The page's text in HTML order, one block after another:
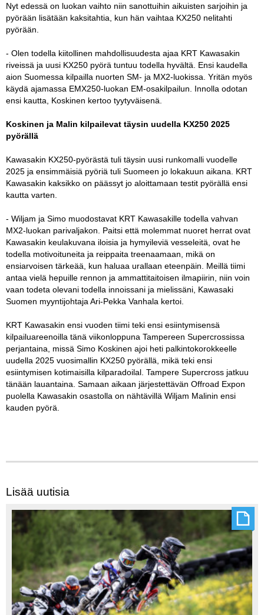
Nyt edessä on luokan vaihto niin sanottuihin aikuisten sarjoihin ja
pyörään lisätään kaksitahtia, kun hän vaihtaa KX250 nelitahti
pyörään.
- Olen todella kiitollinen mahdollisuudesta ajaa KRT Kawasakin
riveissä ja uusi KX250 pyörä tuntuu todella hyvältä. Ensi kaudella
aion Suomessa kilpailla nuorten SM- ja MX2-luokissa. Yritän myös
käydä ajamassa EMX250-luokan EM-osakilpailun. Innolla odotan
ensi kautta, Koskinen kertoo tyytyväisenä.
Koskinen ja Malin kilpailevat täysin uudella KX250 2025
pyörällä
Kawasakin KX250-pyörästä tuli täysin uusi runkomalli vuodelle
2025 ja ensimmäisiä pyöriä tuli Suomeen jo lokakuun aikana. KRT
Kawasakin kaksikko on päässyt jo aloittamaan testit pyörällä ensi
kautta varten.
- Wiljam ja Simo muodostavat KRT Kawasakille todella vahvan
MX2-luokan parivaljakon. Paitsi että molemmat nuoret herrat ovat
Kawasakin keulakuvana iloisia ja hymyileviä vesseleitä, ovat he
todella motivoituneita ja reippaita treenaamaan, mikä on
ensiarvoisen tärkeää, kun haluaa urallaan eteenpäin. Meillä tiimi
antaa vielä hepuille rennon ja ammattitaitoisen ilmapiirin, niin voin
vaan todeta olevani todella innoissani ja mielissäni, Kawasaki
Suomen myyntijohtaja Ari-Pekka Vanhala kertoi.
KRT Kawasakin ensi vuoden tiimi teki ensi esiintymisensä
kilpailuareenoilla tänä viikonloppuna Tampereen Supercrossissa
perjantaina, missä Simo Koskinen ajoi heti palkintokorokkeelle
uudella 2025 vuosimallin KX250 pyörällä, mikä teki ensi
esiintymisen kotimaisilla kilparadoilal. Tampere Supercross jatkuu
tänään lauantaina. Samaan aikaan järjestettävän Offroad Expon
puolella Kawasakin osastolla on nähtävillä Wiljam Malinin ensi
kauden pyörä.
Lisää uutisia